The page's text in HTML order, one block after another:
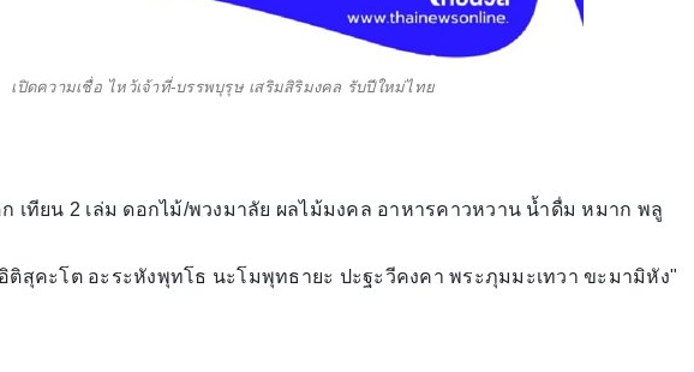
เปิดความเชื่อ ไหว้เจ้าที่-บรรพบุรุษ เสริมสิริมงคล รับปีใหม่ไทย
ก เทียน 2 เล่ม ดอกไม้/พวงมาลัย ผลไม้มงคล อาหารคาวหวาน น้ำดื่ม หมาก พลู
ติสุคะโต อะระหังพุทโธ นะโมพุทธายะ ปะฐะวีคงคา พระภุมมะเทวา ขะมามิหัง"